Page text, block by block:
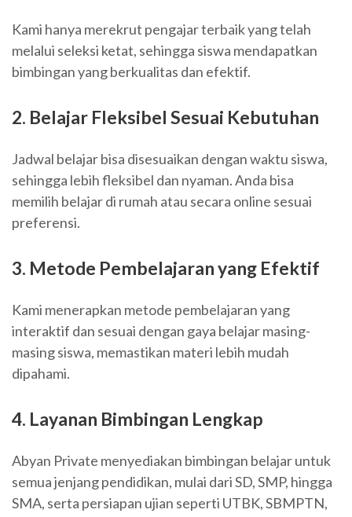
Kami hanya merekrut pengajar terbaik yang telah
melalui seleksi ketat, sehingga siswa mendapatkan
bimbingan yang berkualitas dan efektif.
2. Belajar Fleksibel Sesuai Kebutuhan
Jadwal belajar bisa disesuaikan dengan waktu siswa,
sehingga lebih fleksibel dan nyaman. Anda bisa
memilih belajar di rumah atau secara online sesuai
preferensi.
3. Metode Pembelajaran yang Efektif
Kami menerapkan metode pembelajaran yang
interaktif dan sesuai dengan gaya belajar masing-
masing siswa, memastikan materi lebih mudah
dipahami.
4. Layanan Bimbingan Lengkap
Abyan Private menyediakan bimbingan belajar untuk
semua jenjang pendidikan, mulai dari SD, SMP, hingga
SMA, serta persiapan ujian seperti UTBK, SBMPTN,